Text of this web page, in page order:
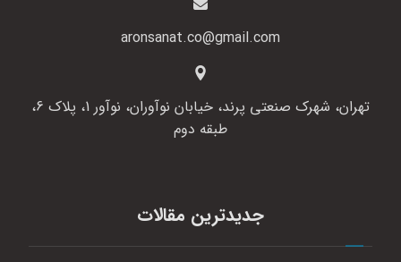
aronsanat.co@gmail.com
تهران، شهرک صنعتی پرند، خیابان نوآوران، نوآور 1، پلاک 6،
طبقه دوم
جدیدترین مقالات